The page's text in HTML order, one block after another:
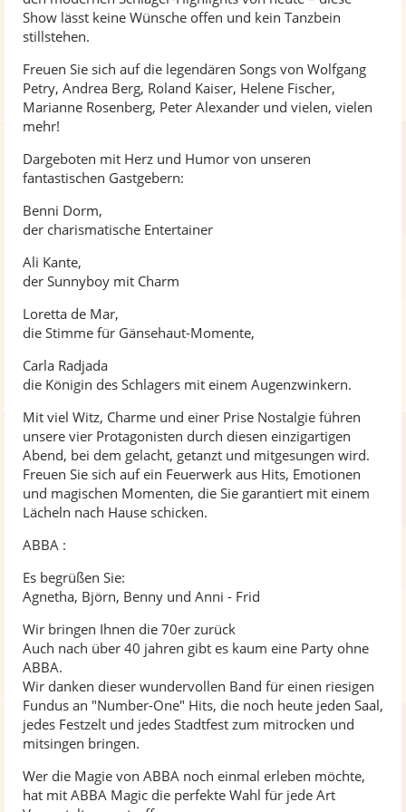
Show lässt keine Wünsche offen und kein Tanzbein
stillstehen.
Freuen Sie sich auf die legendären Songs von Wolfgang
Petry, Andrea Berg, Roland Kaiser, Helene Fischer,
Marianne Rosenberg, Peter Alexander und vielen, vielen
mehr!
Dargeboten mit Herz und Humor von unseren
fantastischen Gastgebern:
Benni Dorm,
der charismatische Entertainer
Ali Kante,
der Sunnyboy mit Charm
Loretta de Mar,
die Stimme für Gänsehaut-Momente,
Carla Radjada
die Königin des Schlagers mit einem Augenzwinkern.
Mit viel Witz, Charme und einer Prise Nostalgie führen
unsere vier Protagonisten durch diesen einzigartigen
Abend, bei dem gelacht, getanzt und mitgesungen wird.
Freuen Sie sich auf ein Feuerwerk aus Hits, Emotionen
und magischen Momenten, die Sie garantiert mit einem
Lächeln nach Hause schicken.
ABBA :
Es begrüßen Sie:
Agnetha, Björn, Benny und Anni - Frid
Wir bringen Ihnen die 70er zurück
Auch nach über 40 jahren gibt es kaum eine Party ohne
ABBA.
Wir danken dieser wundervollen Band für einen riesigen
Fundus an "Number-One" Hits, die noch heute jeden Saal,
jedes Festzelt und jedes Stadtfest zum mitrocken und
mitsingen bringen.
Wer die Magie von ABBA noch einmal erleben möchte,
hat mit ABBA Magic die perfekte Wahl für jede Art